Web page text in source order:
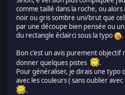
comme taillé dans la roche, ou alors
noir ou gris sombre uni/brut que
par une découpe bien pensée ou
du rectangle éclairci sous la typo
.
Bon c'est un avis purement objectif
donner quelques pistes
.
Pour généraliser, je dirais une typo
avec les couleurs ( sans oublier
.